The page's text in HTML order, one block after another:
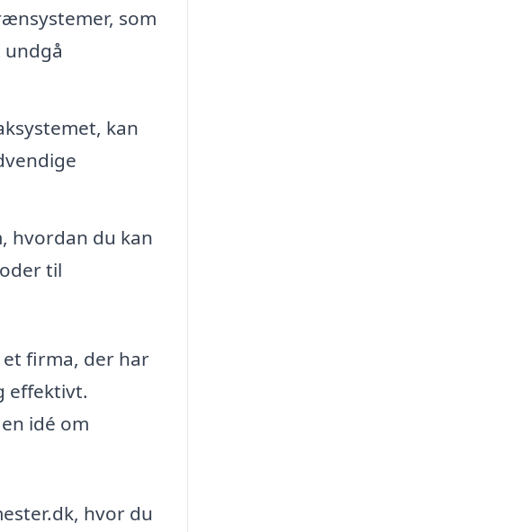
som
kan
hvordan du kan
til
firma, der har
effektivt.
idé om
hvor du